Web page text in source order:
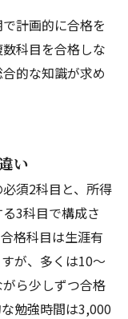
計画的に合格を
科目を合格しな
的な知識が求め
い
須2科目と、所得
3科目で構成さ
格科目は生涯有
が、多くは10～
ら少しずつ合格
勉強時間は3,000